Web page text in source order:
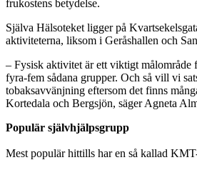
frukostens betydelse.
Själva Hälsoteket ligger på
aktiviteterna, liksom i Geråshallen och
– Fysisk aktivitet är ett viktigt målområde
fyra-fem sådana grupper. Och så vill vi
tobaksavvänjning eftersom det finns
Kortedala och Bergsjön, säger Agneta
Populär självhjälpsgrupp
Mest populär hittills har en så kallad